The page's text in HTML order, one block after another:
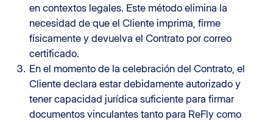
en contextos legales. Este método elimina la
necesidad de que el Cliente imprima, firme
físicamente y devuelva el Contrato por correo
certificado.
En el momento de la celebración del Contrato, el
Cliente declara estar debidamente autorizado y
tener capacidad jurídica suficiente para firmar
documentos vinculantes tanto para ReFly como